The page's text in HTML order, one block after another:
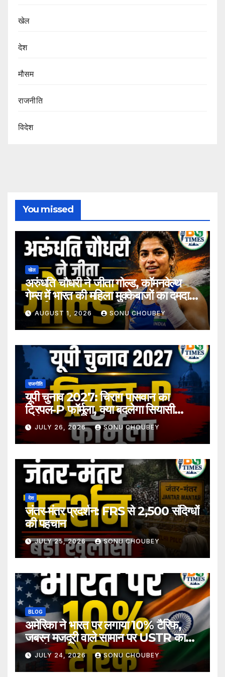
खेल
देश
मौसम
राजनीति
विदेश
You missed
खेल
अरुंधति चौधरी ने जीता गोल्ड, कॉमनवेल्थ
गेम्स में भारत की महिला मुक्केबाजों का दमदार
प्रदर्शन
AUGUST 1, 2026 SONU CHOUBEY
राजनीति
यूपी चुनाव 2027: चिराग पासवान का
ट्रिपल-P फॉर्मूला, क्या बदलेगा सियासी
समीकरण?
JULY 26, 2026 SONU CHOUBEY
देश
जंतर-मंतर प्रदर्शन: FRS से 2,500 संदिग्धों
की पहचान
JULY 25, 2026 SONU CHOUBEY
BLOG
अमेरिका ने भारत पर लगाया 10% टैरिफ,
जबरन मजदूरी वाले सामान पर USTR का
बड़ा फैसला
JULY 24, 2026 SONU CHOUBEY